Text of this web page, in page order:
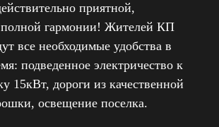
приятной,
гармонии! Жителей КП
все необходимые удобства в
подведенное электричество к
15кВт, дороги из качественной
освещение поселка.